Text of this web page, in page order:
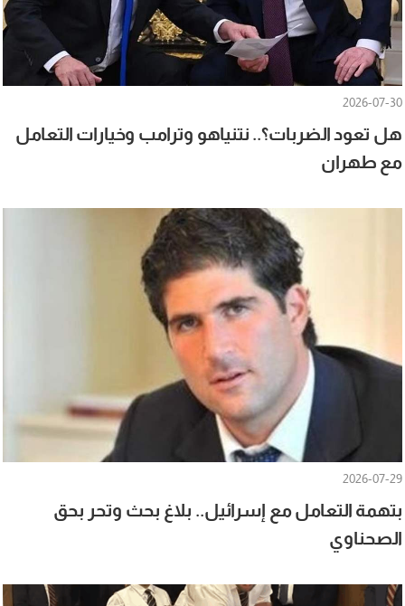
2026-07-30
هل تعود الضربات؟.. نتنياهو وترامب وخيارات التعامل
مع طهران
2026-07-29
بتهمة التعامل مع إسرائيل.. بلاغ بحث وتحر بحق
الصحناوي